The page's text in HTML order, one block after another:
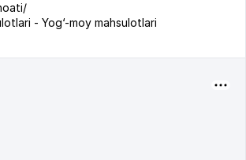
/
- Yog‘-moy mahsulotlari